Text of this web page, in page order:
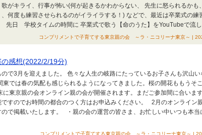
がキライ、行事が怖い(何が起きるかわからない、 先生に怒られるかも
何度も練習させられるのがイライラする！) などで、最近は卒業式の練
日 学校タイムの時間に 卒業式で歌う【命のうた】をYouTubeで流し
コンプリメントで子育てする東京親の会 ～ラ・ニコリーナ東京～ |
感想(2022/2/19分)
で3月を迎えました。 色々な人生の岐路にたっているお子さんも沢山
東では春の気配も感じられるようになってきました。桜の開花ももうそ
に東京親の会オンライン親の会が開催されます。まだご参加間に合いま
ですのでお時間の都合のつく方はお申込みください。 2月のオンライン
ので掲載いたします。 ・親の会の運営の皆さま、お忙しい中いつも本当
コンプリメントで子育てする東京親の会 ～ラ・ニコリーナ東京～ |